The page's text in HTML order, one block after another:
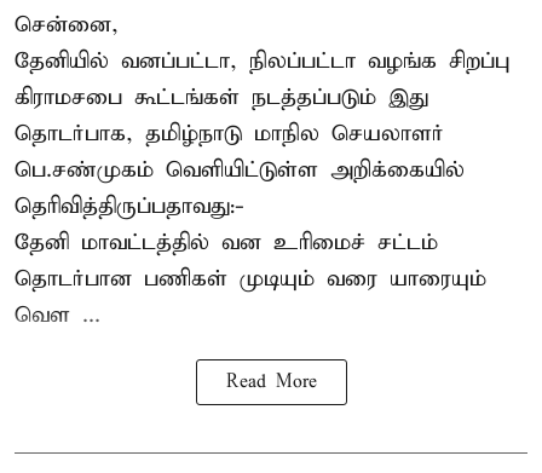
சென்னை,
தேனியில் வனப்பட்டா, நிலப்பட்டா வழங்க சிறப்பு
கிராமசபை கூட்டங்கள் நடத்தப்படும் இது
தொடர்பாக, தமிழ்நாடு மாநில செயலாளர்
பெ.சண்முகம் வெளியிட்டுள்ள அறிக்கையில்
தெரிவித்திருப்பதாவது:-
தேனி மாவட்டத்தில் வன உரிமைச் சட்டம்
தொடர்பான பணிகள் முடியும் வரை யாரையும்
வெள ...
Read More